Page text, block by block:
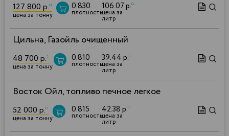
127 800 р.*
цена за тонну
0.830
плотность
106.07 р.*
цена за
литр
Цильна, Газойль очищенный
48 700 р.*
цена за тонну
0.810
плотность
39.44 р.*
цена за
литр
Восток Ойл, топливо печное легкое
52 000 р.*
цена за тонну
0.815
плотность
42.38 р.*
цена за
литр